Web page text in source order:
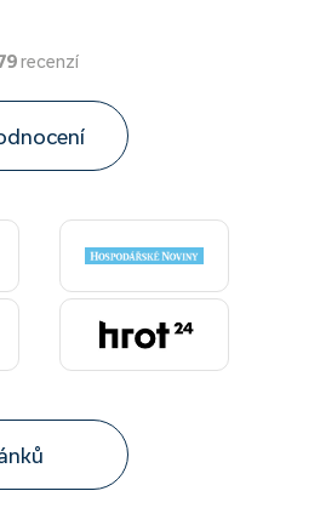
recenzí